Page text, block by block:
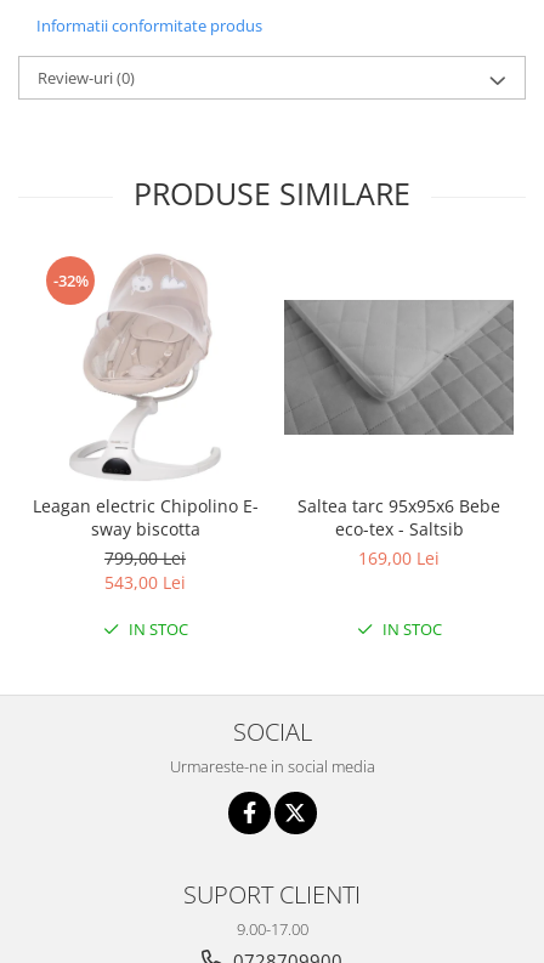
Informatii conformitate produs
Review-uri(0)
PRODUSE SIMILARE
-32%
Leagan electric Chipolino E-
sway biscotta
799,00 Lei
543,00 Lei
IN STOC
Saltea tarc 95x95x6 Bebe
eco-tex - Saltsib
169,00 Lei
IN STOC
SOCIAL
Urmareste-ne in social media
SUPORT CLIENTI
9.00-17.00